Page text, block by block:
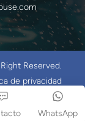
Reserved.
de privacidad
WhatsApp